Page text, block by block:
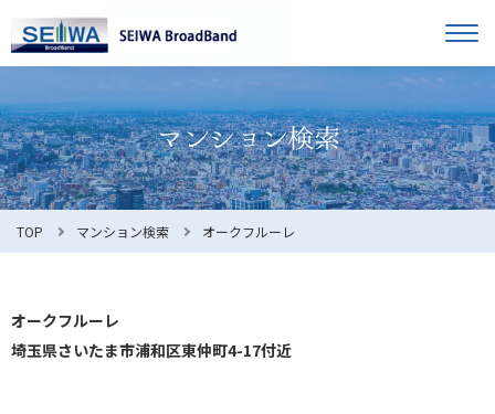
オーナー様へ
入居者様へ
お知らせ
利用規約
TOP マンション検索 オークフルーレ
オークフルーレ
埼玉県さいたま市浦和区東仲町4-17付近